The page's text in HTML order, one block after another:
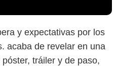
y expectativas por los
acaba de revelar en una
tráiler y de paso,